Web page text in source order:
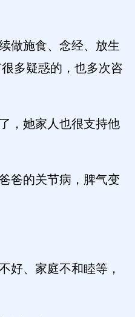
做施食、念经、放生
多疑惑的，也多次咨
，她家人也很支持他
爸的关节病，脾气变
好、家庭不和睦等，